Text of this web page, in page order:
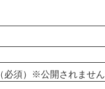
必須）※公開されません